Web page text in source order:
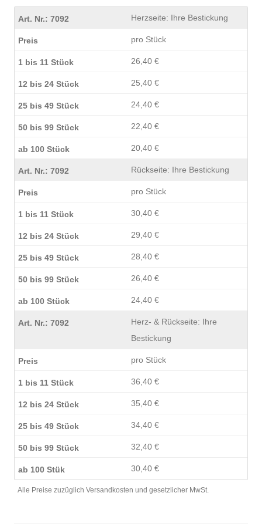
Herzseite: Ihre Bestickung
pro Stück
26,40 €
25,40 €
24,40 €
22,40 €
20,40 €
Rückseite: Ihre Bestickung
pro Stück
30,40 €
29,40 €
28,40 €
26,40 €
24,40 €
Herz- & Rückseite: Ihre
Bestickung
pro Stück
36,40 €
35,40 €
34,40 €
32,40 €
30,40 €
Alle Preise zuzüglich Versandkosten und gesetzlicher MwSt.